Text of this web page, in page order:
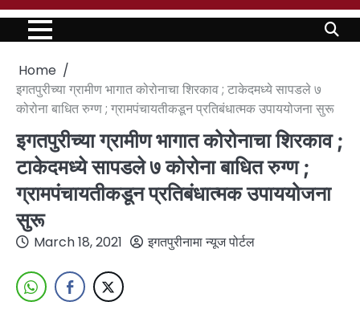
Home
इगतपुरीच्या ग्रामीण भागात कोरोनाचा शिरकाव ; टाकेदमध्ये सापडले ७
कोरोना बाधित रुग्ण ; ग्रामपंचायतीकडून प्रतिबंधात्मक उपाययोजना सुरू
इगतपुरीच्या ग्रामीण भागात कोरोनाचा शिरकाव ;
टाकेदमध्ये सापडले ७ कोरोना बाधित रुग्ण ;
ग्रामपंचायतीकडून प्रतिबंधात्मक उपाययोजना
सुरू
March 18, 2021 इगतपुरीनामा न्यूज पोर्टल